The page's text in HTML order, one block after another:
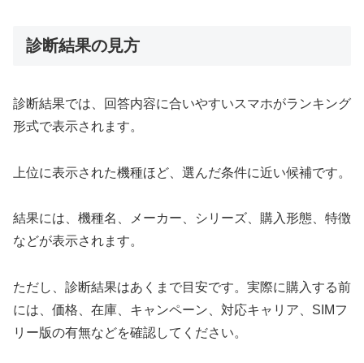
診断結果の見方
診断結果では、回答内容に合いやすいスマホがランキング
形式で表示されます。
上位に表示された機種ほど、選んだ条件に近い候補です。
結果には、機種名、メーカー、シリーズ、購入形態、特徴
などが表示されます。
ただし、診断結果はあくまで目安です。実際に購入する前
には、価格、在庫、キャンペーン、対応キャリア、SIMフ
リー版の有無などを確認してください。